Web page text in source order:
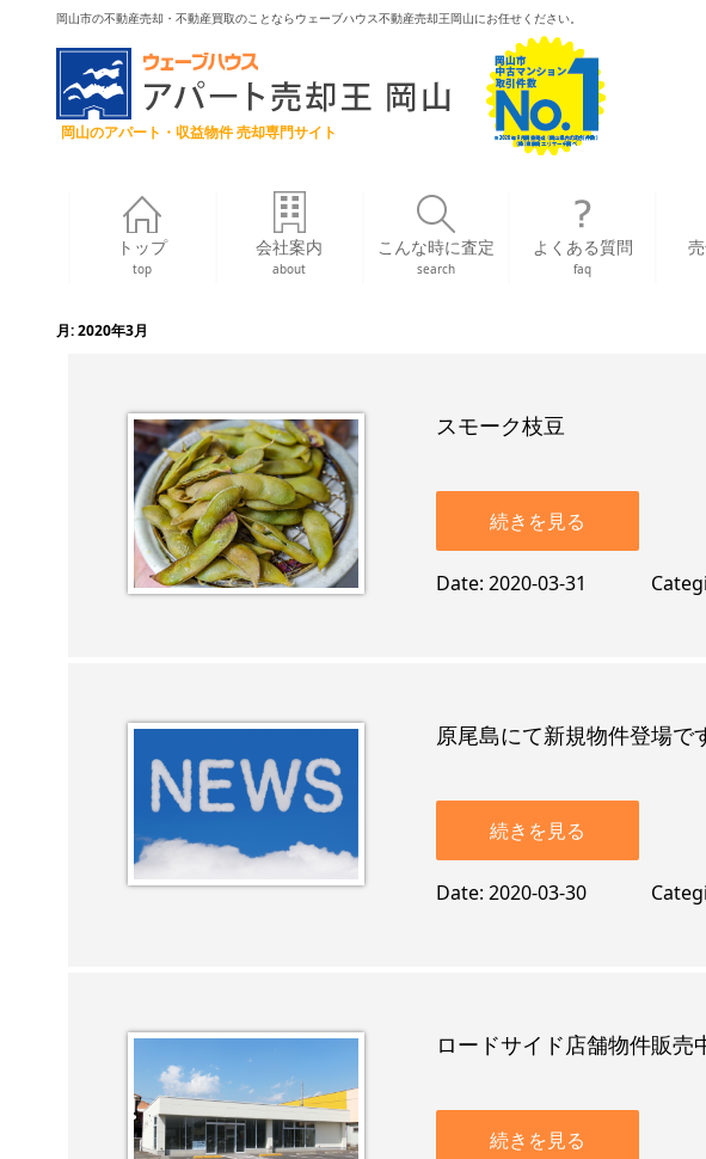
岡山市の不動産売却・不動産買取のことならウェーブハウス不動産売却王岡山にお任せください。
岡山のアパート・収益物件 売却専門サイト
トップ
top
会社案内
about
こんな時に査定
search
よくある質問
faq
月:2020年3月
スモーク枝豆
続きを見る
Date 2020-03-31
原尾島にて新規物件登場で
続きを見る
Date 2020-03-30
ロードサイド店舗物件販売
続きを見る